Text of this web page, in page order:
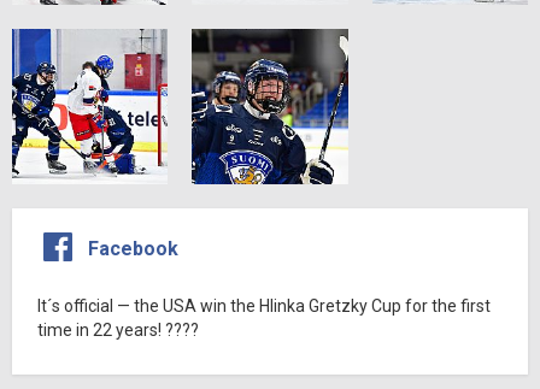
Facebook
It´s official — the USA win the Hlinka Gretzky Cup for the first
time in 22 years! ????